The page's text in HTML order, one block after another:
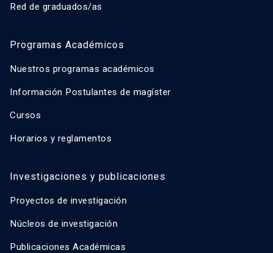
Red de graduados/as
Programas Académicos
Nuestros programas académicos
Información Postulantes de magíster
Cursos
Horarios y reglamentos
Investigaciones y publicaciones
Proyectos de investigación
Núcleos de investigación
Publicaciones Académicas